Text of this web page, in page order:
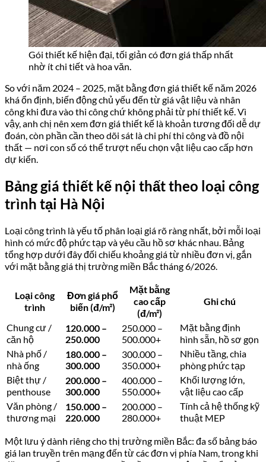
Gói thiết kế hiện đại, tối giản có đơn giá thấp nhất
nhờ ít chi tiết và hoa văn.
So với năm 2024 – 2025, mặt bằng đơn giá thiết kế năm 2026
khá ổn định, biến động chủ yếu đến từ giá vật liệu và nhân
công khi đưa vào thi công chứ không phải từ phí thiết kế. Vì
vậy, anh chị nên xem đơn giá thiết kế là khoản tương đối dễ dự
đoán, còn phần cần theo dõi sát là chi phí thi công và đồ nội
thất — nơi con số có thể trượt nếu chọn vật liệu cao cấp hơn
dự kiến.
Bảng giá thiết kế nội thất theo loại công
trình tại Hà Nội
Loại công trình là yếu tố phân loại giá rõ ràng nhất, bởi mỗi loại
hình có mức độ phức tạp và yêu cầu hồ sơ khác nhau. Bảng
tổng hợp dưới đây đối chiếu khoảng giá từ nhiều đơn vị, gắn
với mặt bằng giá thị trường miền Bắc tháng 6/2026.
Loại công
trình
Đơn giá phổ
biến (đ/m²)
Mặt bằng
cao cấp
(đ/m²)
Ghi chú
Chung cư /
căn hộ
120.000 –
250.000
250.000 –
500.000+
Mặt bằng định
hình sẵn, hồ sơ gọn
Nhà phố /
nhà ống
180.000 –
300.000
300.000 –
350.000+
Nhiều tầng, chia
phòng phức tạp
Biệt thự /
penthouse
200.000 –
300.000
400.000 –
550.000+
Khối lượng lớn,
vật liệu cao cấp
Văn phòng /
thương mại
150.000 –
220.000
200.000 –
280.000+
Tính cả hệ thống kỹ
thuật MEP
Một lưu ý dành riêng cho thị trường miền Bắc: đa số bảng báo
giá lan truyền trên mạng đến từ các đơn vị phía Nam, trong khi